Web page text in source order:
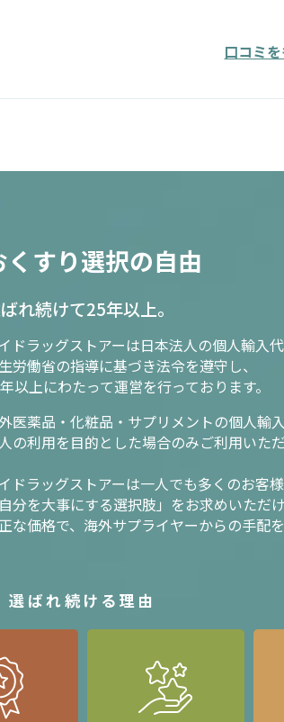
口コミ
くすり選択の自由
れ続けて25年以上。
ドラッグストアーは日本法人の個人輸入代
労働省の指導に基づき法令を遵守し、
以上にわたって運営を行っております。
医薬品・化粧品・サプリメントの個人輸入
の利用を目的とした場合のみご利用いただ
ドラッグストアーは一人でも多くのお客
自分を大事にする選択肢」をお求めいただ
な価格で、海外サプライヤーからの手配
選ばれ続ける理由